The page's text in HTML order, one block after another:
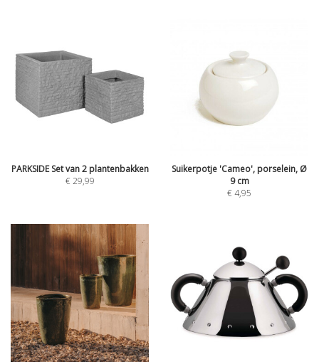
PARKSIDE Set van 2 plantenbakken
€29,99
Suikerpotje 'Cameo', porselein, Ø
9 cm
€4,95